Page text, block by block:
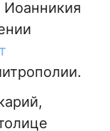
Иоанникия